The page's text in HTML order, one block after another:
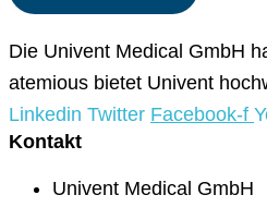
Die Univent Medical GmbH
atemious bietet Univent
Linkedin Twitter Facebook-f
Kontakt
Univent Medical GmbH